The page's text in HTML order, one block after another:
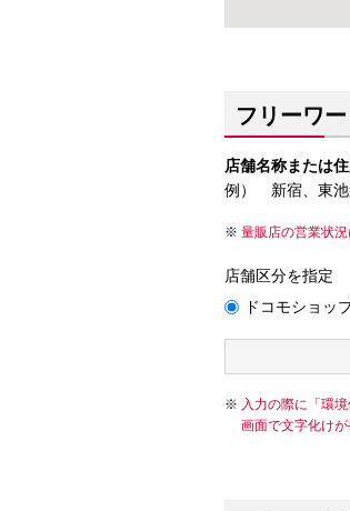
フリーワ
店舗名称または
例） 新宿、東池
量販店の営業状況
店舗区分を指定
ドコモショッ
入力の際に「環
画面で文字化け